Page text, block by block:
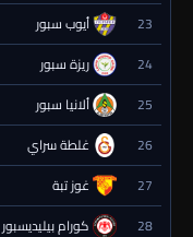
23 أيوب سبور
24 ريزة سبور
25 ألانيا سبور
26 غلطة سراي
27 غوز تبة
28 كورام بيليديسبور